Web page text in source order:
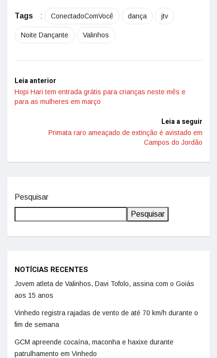
Tags : ConectadoComVocê dança jtv
Noite Dançante Valinhos
Leia anterior
Hopi Hari tem entrada grátis para crianças neste mês e
para as mulheres em março
Leia a seguir
Primata raro ameaçado de extinção é avistado em
Campos do Jordão
Pesquisar
Pesquisar
NOTÍCIAS RECENTES
Jovem atleta de Valinhos, Davi Tofolo, assina com o Goiás
aos 15 anos
Vinhedo registra rajadas de vento de até 70 km/h durante o
fim de semana
GCM apreende cocaína, maconha e haxixe durante
patrulhamento em Vinhedo